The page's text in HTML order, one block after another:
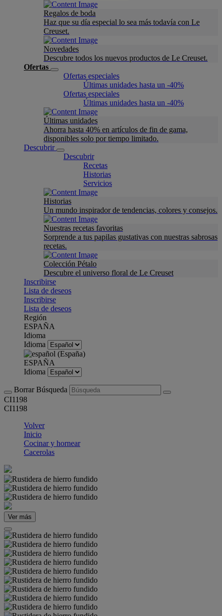
Regalos de boda
Haz que su día especial lo sea más todavía con Le
Creuset.
Novedades
Descubre todos los nuevos productos de Le Creuset.
Ofertas
Ofertas especiales
Últimas unidades hasta un -40%
Ofertas especiales
Últimas unidades hasta un -40%
Últimas unidades
Ahorra hasta 40% en artículos de fin de gama,
disponibles solo por tiempo limitado.
Descubrir
Descubrir
Recetas
Historias
Servicios
Historias
Un mundo inspirador de tendencias, colores y consejos.
Nuestras recetas favoritas
Sorprende a tus papilas gustativas con nuestras sabrosas
recetas.
Colección Pétalo
Descubre el universo floral de Le Creuset
Inscribirse
Lista de deseos
Inscribirse
Lista de deseos
Región
ESPAÑA
Idioma
Idioma
ESPAÑA
Idioma
Borrar Búsqueda
CI1198
CI1198
Volver
Inicio
Cocinar y hornear
Cacerolas
Ver más